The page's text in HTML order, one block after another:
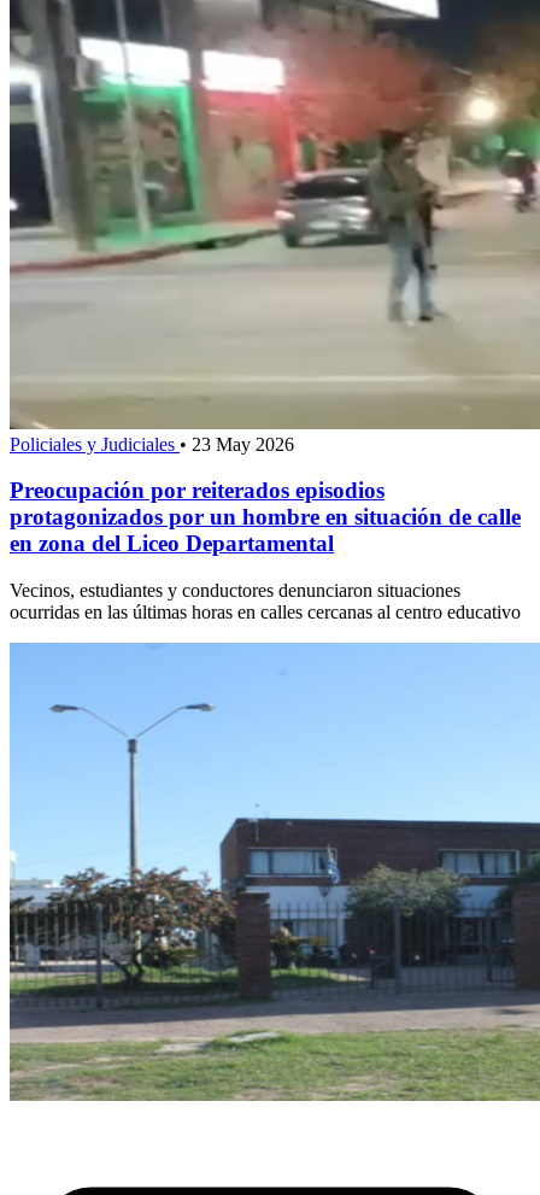
Policiales y Judiciales • 23 May 2026
Preocupación por reiterados episodios
protagonizados por un hombre en situación de calle
en zona del Liceo Departamental
Vecinos, estudiantes y conductores denunciaron situaciones
ocurridas en las últimas horas en calles cercanas al centro educativo